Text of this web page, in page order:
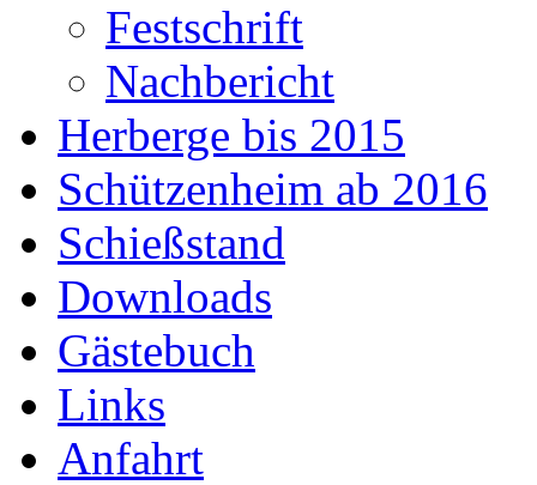
Festschrift
Nachbericht
Herberge bis 2015
Schützenheim ab 2016
Schießstand
Downloads
Gästebuch
Links
Anfahrt